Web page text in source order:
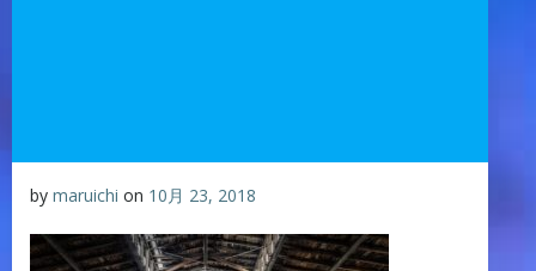
by maruichi on 10月 23, 2018